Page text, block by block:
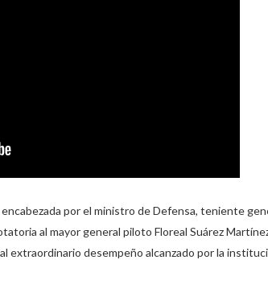
por el ministro de Defensa, teniente
al mayor general piloto Floreal Suárez
extraordinario desempeño alcanzado por la